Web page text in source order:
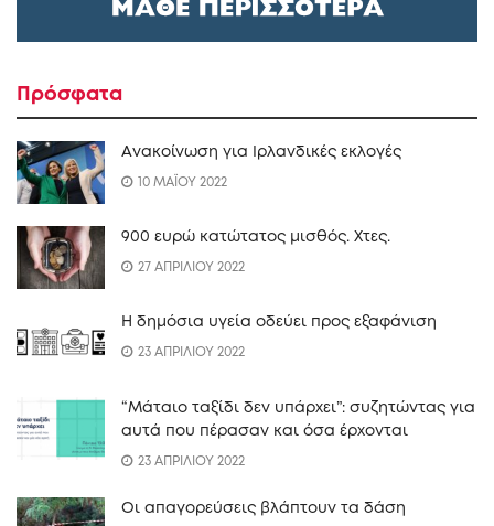
Πρόσφατα
Ανακοίνωση για Ιρλανδικές εκλογές
10 ΜΑΪΟΥ 2022
900 ευρώ κατώτατος μισθός. Xτες.
27 ΑΠΡΙΛΙΟΥ 2022
Η δημόσια υγεία οδεύει προς εξαφάνιση
23 ΑΠΡΙΛΙΟΥ 2022
“Mάταιο ταξίδι δεν υπάρχει”: συζητώντας για
αυτά που πέρασαν και όσα έρχονται
23 ΑΠΡΙΛΙΟΥ 2022
Οι απαγορεύσεις βλάπτουν τα δάση